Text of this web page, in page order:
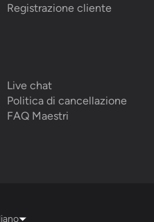
Registrazione cliente
Live chat
Politica di cancellazione
FAQ Maestri